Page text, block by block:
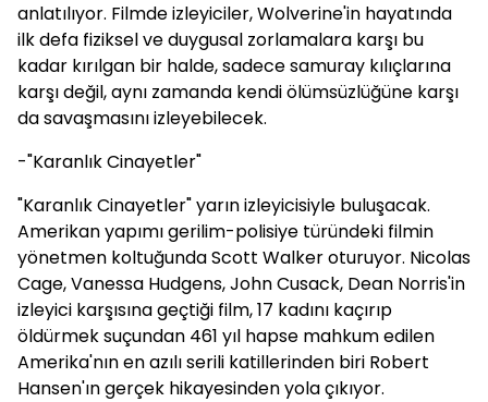
anlatılıyor. Filmde izleyiciler, Wolverine'in hayatında
ilk defa fiziksel ve duygusal zorlamalara karşı bu
kadar kırılgan bir halde, sadece samuray kılıçlarına
karşı değil, aynı zamanda kendi ölümsüzlüğüne karşı
da savaşmasını izleyebilecek.
-"Karanlık Cinayetler"
"Karanlık Cinayetler" yarın izleyicisiyle buluşacak.
Amerikan yapımı gerilim-polisiye türündeki filmin
yönetmen koltuğunda Scott Walker oturuyor. Nicolas
Cage, Vanessa Hudgens, John Cusack, Dean Norris'in
izleyici karşısına geçtiği film, 17 kadını kaçırıp
öldürmek suçundan 461 yıl hapse mahkum edilen
Amerika'nın en azılı serili katillerinden biri Robert
Hansen'ın gerçek hikayesinden yola çıkıyor.